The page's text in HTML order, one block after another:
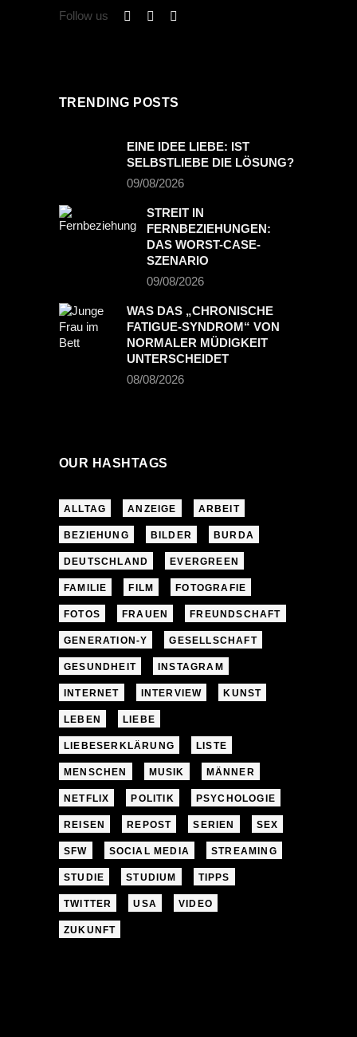
Follow us
TRENDING POSTS
EINE IDEE LIEBE: IST
SELBSTLIEBE DIE LÖSUNG?
09/08/2026
STREIT IN
FERNBEZIEHUNGEN:
DAS WORST-CASE-
SZENARIO
09/08/2026
WAS DAS „CHRONISCHE
FATIGUE-SYNDROM“ VON
NORMALER MÜDIGKEIT
UNTERSCHEIDET
08/08/2026
OUR HASHTAGS
ALLTAG ANZEIGE ARBEIT
BEZIEHUNG BILDER BURDA
DEUTSCHLAND EVERGREEN
FAMILIE FILM FOTOGRAFIE
FOTOS FRAUEN FREUNDSCHAFT
GENERATION-Y GESELLSCHAFT
GESUNDHEIT INSTAGRAM
INTERNET INTERVIEW KUNST
LEBEN LIEBE
LIEBESERKLÄRUNG LISTE
MENSCHEN MUSIK MÄNNER
NETFLIX POLITIK PSYCHOLOGIE
REISEN REPOST SERIEN SEX
SFW SOCIAL MEDIA STREAMING
STUDIE STUDIUM TIPPS
TWITTER USA VIDEO
ZUKUNFT